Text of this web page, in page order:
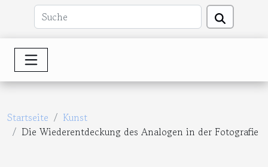
Startseite
Kunst
Die Wiederentdeckung des Analogen in der Fotografie